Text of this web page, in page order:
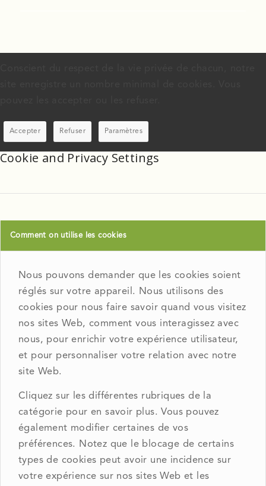
Accepter Refuser Paramètres
Cookie and Privacy Settings
Comment on utilise les cookies
Nous pouvons demander que les cookies soient
réglés sur votre appareil. Nous utilisons des
cookies pour nous faire savoir quand vous visitez
nos sites Web, comment vous interagissez avec
nous, pour enrichir votre expérience utilisateur,
et pour personnaliser votre relation avec notre
site Web.
Cliquez sur les différentes rubriques de la
catégorie pour en savoir plus. Vous pouvez
également modifier certaines de vos
préférences. Notez que le blocage de certains
types de cookies peut avoir une incidence sur
votre expérience sur nos sites Web et les